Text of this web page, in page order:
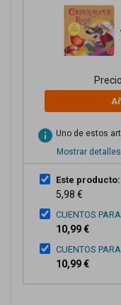
info Uno de estos
Mostrar detalles
Este producto:
5,98 €
CUENTOS
10,99 €
CUENTOS
10,99 €